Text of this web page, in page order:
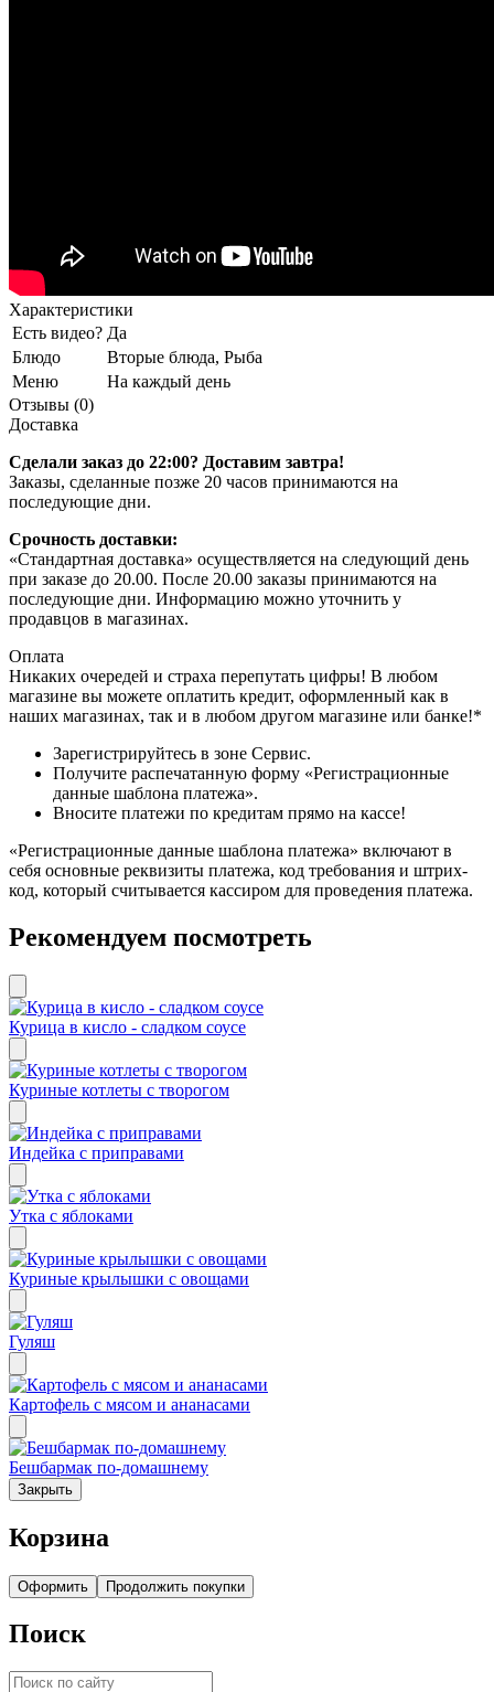
Характеристики
Есть видео? Да
Блюдо
Вторые блюда, Рыба
Меню
На каждый день
Отзывы (0)
Доставка
Сделали заказ до 22:00? Доставим завтра!
Заказы, сделанные позже 20 часов принимаются на
последующие дни.
Срочность доставки:
«Стандартная доставка» осуществляется на следующий день
при заказе до 20.00. После 20.00 заказы принимаются на
последующие дни. Информацию можно уточнить у
продавцов в магазинах.
Оплата
Никаких очередей и страха перепутать цифры! В любом
магазине вы можете оплатить кредит, оформленный как в
наших магазинах, так и в любом другом магазине или банке!*
Зарегистрируйтесь в зоне Сервис.
Получите распечатанную форму «Регистрационные
данные шаблона платежа».
Вносите платежи по кредитам прямо на кассе!
«Регистрационные данные шаблона платежа» включают в
себя основные реквизиты платежа, код требования и штрих-
код, который считывается кассиром для проведения платежа.
Рекомендуем посмотреть
Курица в кисло - сладком соусе
Куриные котлеты с творогом
Индейка с приправами
Утка с яблоками
Куриные крылышки с овощами
Гуляш
Картофель с мясом и ананасами
Бешбармак по-домашнему
Закрыть
Корзина
Оформить Продолжить покупки
Поиск